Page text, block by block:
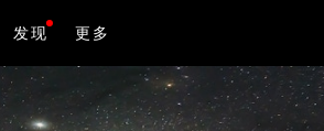
发现 更多